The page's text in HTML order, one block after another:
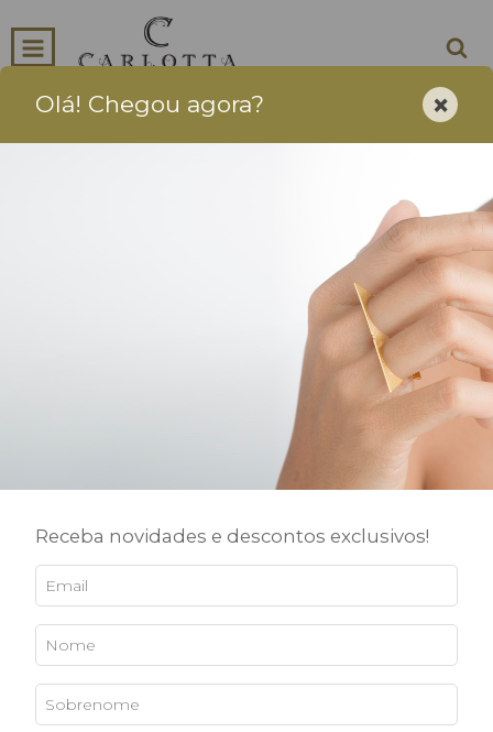
CARRINHO
Corrente VENEZIANA
Corrente VENEZIANA
x deR$52,00sem juros
Olá! Chegou agora? ×
Receba novidades e descontos exclusivos!